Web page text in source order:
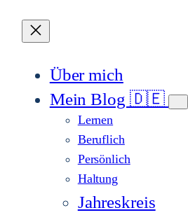
Über mich
Mein Blog 🇩🇪
Lernen
Beruflich
Persönlich
Haltung
Jahreskreis